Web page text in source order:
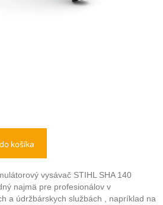
košíka
vysávač STIHL SHA 140
najmä pre profesionálov v
a údržbárskych službách , napríklad na